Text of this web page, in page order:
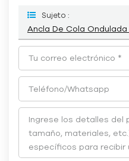
Sujeto :
Ancla De Cola